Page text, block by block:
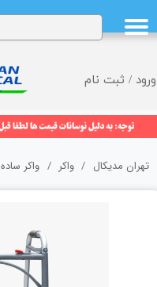
ورود / ثبت نام
حساب کاربری من
تغییر گذر واژه
خروج از حساب کاربری
تهران مدیکال واکر واکر ساده